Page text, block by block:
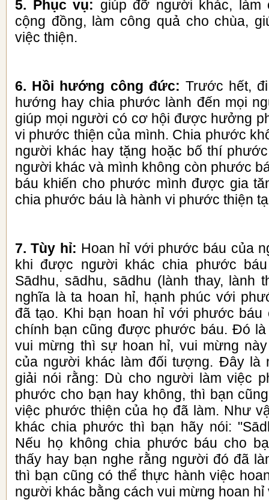
5. Phục vụ: giúp đỡ người khác, làm
cộng đồng, làm công quả cho chùa,
việc thiện.
6. Hồi hướng công đức: Trước hết,
hướng hay chia phước lành đến mọi
giúp mọi người có cơ hội được hưởng
vi phước thiện của mình. Chia phước
người khác hay tặng hoặc bố thí
người khác và mình không còn phước
báu khiến cho phước mình được gia
chia phước báu là hành vi phước thiện
7. Tùy hỉ: Hoan hỉ với phước báu của
khi được người khác chia phước
Sādhu, sādhu, sādhu (lành thay, lành
nghĩa là ta hoan hỉ, hạnh phúc với
đã tạo. Khi bạn hoan hỉ với phước
chính bạn cũng được phước báu. Đó
vui mừng thì sự hoan hỉ, vui mừng
của người khác làm đối tượng. Đây là
giải nói rằng: Dù cho người làm việc
phước cho bạn hay không, thì bạn
việc phước thiện của họ đã làm. Như
khác chia phước thì bạn hãy nói:
Nếu họ không chia phước báu cho
thấy hay bạn nghe rằng người đó đã
thì bạn cũng có thể thực hành việc
người khác bằng cách vui mừng hoan